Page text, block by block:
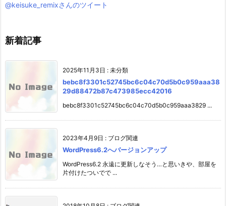
@keisuke_remixさんのツイート
新着記事
2025年11月3日 : 未分類
bebc8f3301c52745bc6c04c70d5b0c959aaa38
29d88472b87c473985ecc42016
bebc8f3301c52745bc6c04c70d5b0c959aaa3829 ...
2023年4月9日 : ブログ関連
WordPress6.2へバージョンアップ
WordPress6.2 永遠に更新しなそう…と思いきや、部屋を
片付けたついでで ...